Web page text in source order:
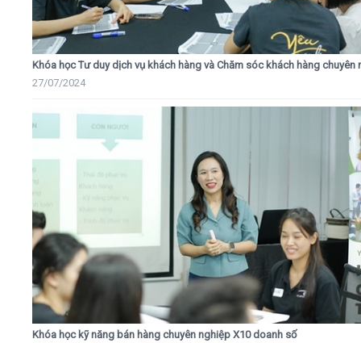
Khóa học Tư duy dịch vụ khách hàng và Chăm sóc khách hàng chuyên
27/07/2024
Khóa học kỹ năng bán hàng chuyên nghiệp X10 doanh số